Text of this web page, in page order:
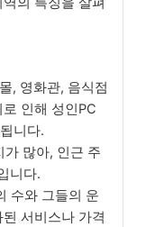
, 영화관, 음식점
인해 성인PC
니다.
가 많아, 인근 주
니다.
수와 그들의 운
서비스나 가격